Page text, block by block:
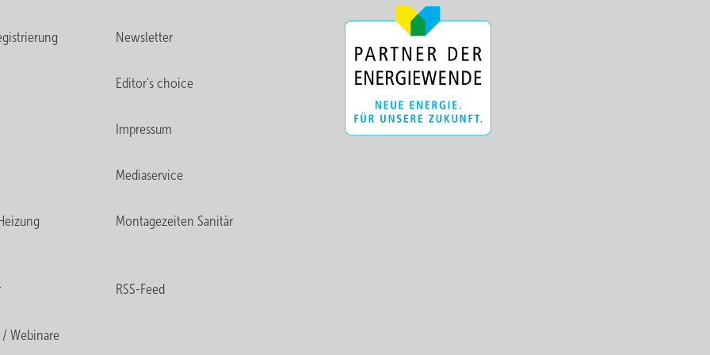
Newsletter
Editor's choice
Impressum
Mediaservice
Montagezeiten Sanitär
RSS-Feed
Webinare